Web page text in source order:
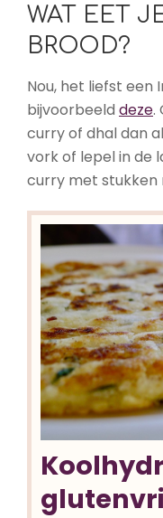
WAT EET
BROOD?
Nou, het liefst een
bijvoorbeeld deze.
curry of dhal dan
vork of lepel in de
curry met stukken